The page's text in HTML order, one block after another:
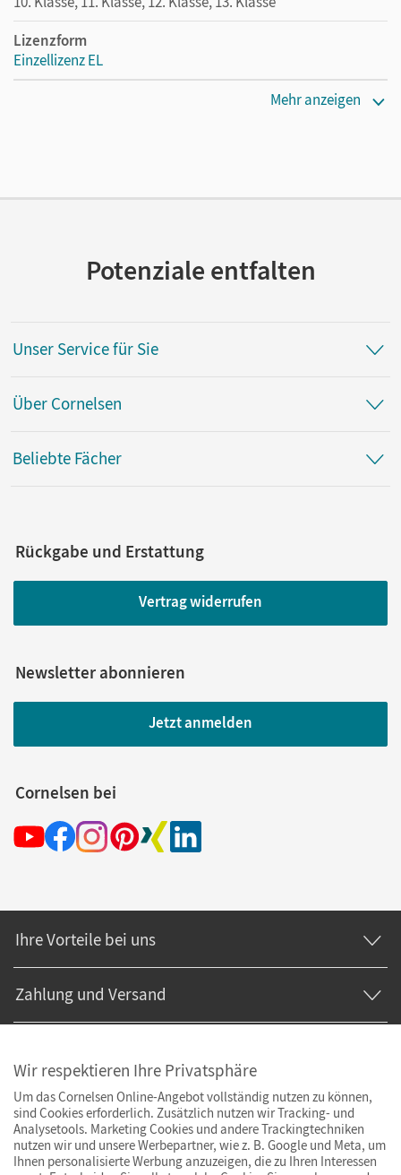
Lizenzform
Einzellizenz EL
Mehr anzeigen
Potenziale entfalten
Unser Service für Sie
Über Cornelsen
Beliebte Fächer
Rückgabe und Erstattung
Vertrag widerrufen
Newsletter abonnieren
Jetzt anmelden
Cornelsen bei
Ihre Vorteile bei uns
Zahlung und Versand
Wir respektieren Ihre Privatsphäre
Um das Cornelsen Online-Angebot vollständig nutzen zu können,
sind Cookies erforderlich. Zusätzlich nutzen wir Tracking- und
Analysetools. Marketing Cookies und andere Trackingtechniken
nutzen wir und unsere Werbepartner, wie z. B. Google und Meta, um
Ihnen personalisierte Werbung anzuzeigen, die zu Ihren Interessen